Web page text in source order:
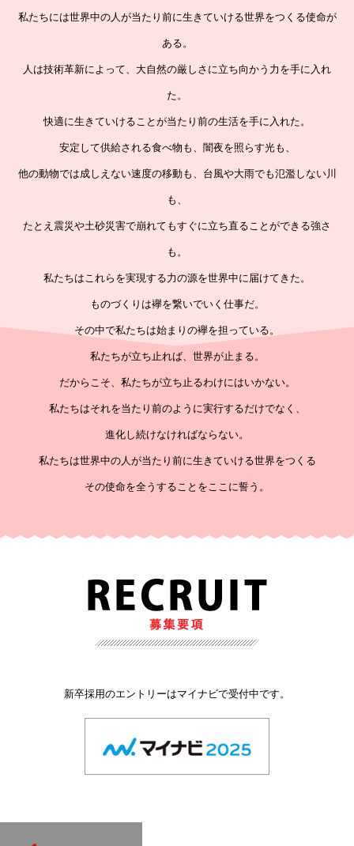
私たちには世界中の人が当たり前に生きていける世界をつくる使命が
ある。
人は技術革新によって、大自然の厳しさに立ち向かう力を手に入れ
た。
快適に生きていけることが当たり前の生活を手に入れた。
安定して供給される食べ物も、闇夜を照らす光も、
他の動物では成しえない速度の移動も、台風や大雨でも氾濫しない川
も、
たとえ震災や土砂災害で崩れてもすぐに立ち直ることができる強さ
も。
私たちはこれらを実現する力の源を世界中に届けてきた。
ものづくりは襷を繋いでいく仕事だ。
その中で私たちは始まりの襷を担っている。
私たちが立ち止れば、世界が止まる。
だからこそ、私たちが立ち止るわけにはいかない。
私たちはそれを当たり前のように実行するだけでなく、
進化し続けなければならない。
私たちは世界中の人が当たり前に生きていける世界をつくる
その使命を全うすることをここに誓う。
新卒採用のエントリーはマイナビで受付中です。